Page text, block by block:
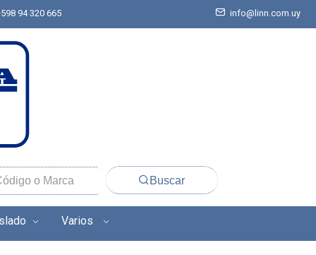
94 320 665 info@linn.com.uy
Buscar
Varios